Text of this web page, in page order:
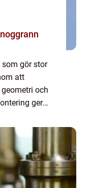
som gör stor
att
och
ger
De används i